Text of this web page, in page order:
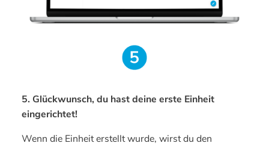
5. Glückwunsch, du hast deine erste Einheit
eingerichtet!
Wenn die Einheit erstellt wurde, wirst du den